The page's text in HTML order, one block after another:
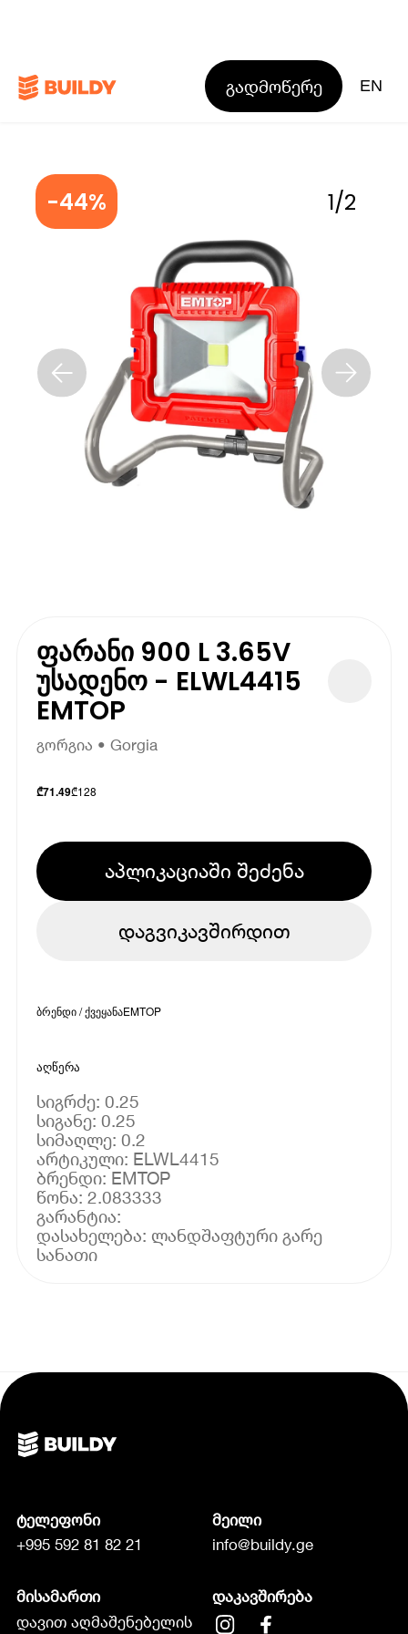
გადმოწერე EN
-44% 1/2
ფარანი 900 L 3.65V
უსადენო - ELWL4415
EMTOP
გორგია • Gorgia
₾71.49₾128
აპლიკაციაში შეძენა
დაგვიკავშირდით
ბრენდი / ქვეყანაEMTOP
აღწერა
სიგრძე: 0.25
სიგანე: 0.25
სიმაღლე: 0.2
არტიკული: ELWL4415
ბრენდი: EMTOP
წონა: 2.083333
გარანტია:
დასახელება: ლანდშაფტური გარე
ტელეფონი
+995 592 81 82 21
მეილი
info@buildy.ge
მისამართი
დავით აღმაშენებელის
დაკავშირება